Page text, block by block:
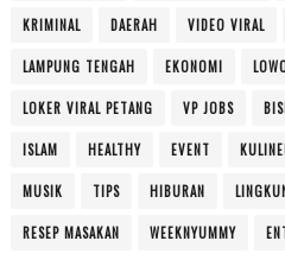
KRIMINAL DAERAH VIDEO VIRAL
LAMPUNG TENGAH EKONOMI
LOKER VIRAL PETANG VP JOBS
ISLAM HEALTHY EVENT
MUSIK TIPS HIBURAN
RESEP MASAKAN WEEKNYUMMY